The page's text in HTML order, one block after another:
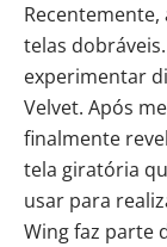
telas
experimentar
Velvet. Após
finalmente
tela giratória
usar para
Wing faz parte